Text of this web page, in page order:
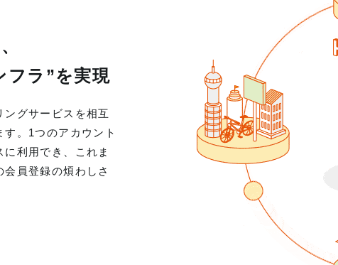
フラ”を実現
グサービスを相互
。1つのアカウント
利用でき、これま
員登録の煩わしさ